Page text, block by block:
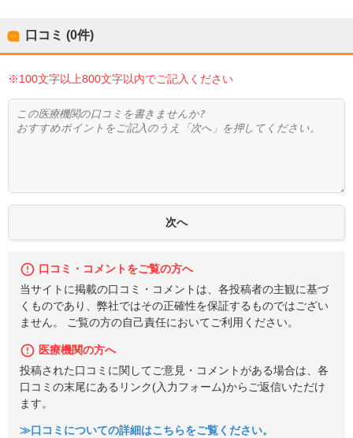
口コミ (0件)
※100文字以上800文字以内でご記入ください
口コミ・コメントをご覧の方へ
当サイトに掲載の口コミ・コメントは、各投稿者の主観に基づ
くものであり、弊社ではその正確性を保証するものではござい
ません。 ご覧の方の自己責任においてご利用ください。
医療機関の方へ
投稿された口コミに関してご意見・コメントがある場合は、各
口コミの末尾にあるリンク(入力フォーム)からご返信いただけ
ます。
≫口コミについての詳細はこちらをご覧ください。